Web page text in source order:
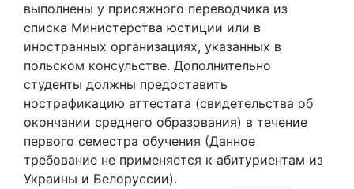
выполнены у присяжного переводчика из
списка Министерства юстиции или в
иностранных организациях, указанных в
польском консульстве. Дополнительно
студенты должны предоставить
нострафикацию аттестата (свидетельства об
окончании среднего образования) в течение
первого семестра обучения (Данное
требование не применяется к абитуриентам из
Украины и Белоруссии).